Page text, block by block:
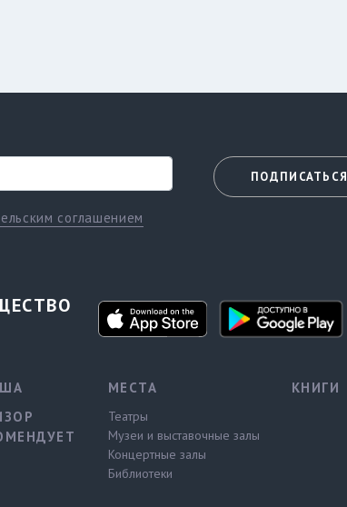
соглашением
ПОДПИСАТЬСЯ
МЕСТА
Театры
Музеи и выставочные залы
Концертные залы
Библиотеки
КНИГИ